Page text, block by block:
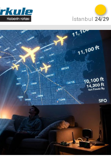
İstanbul 24/29